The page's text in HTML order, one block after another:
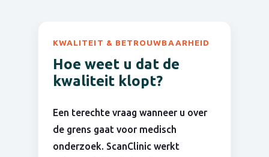
KWALITEIT & BETROUWBAARHEID
Hoe weet u dat de
kwaliteit klopt?
Een terechte vraag wanneer u over
de grens gaat voor medisch
onderzoek. ScanClinic werkt